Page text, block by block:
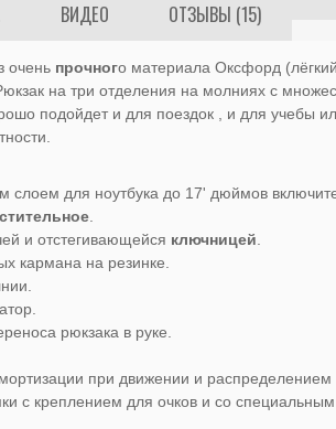
ВИДЕО ОТЗЫВЫ (15)
очень прочного материала Оксфорд
на три отделения на молниях с
подойдет и для поездок , и для учебы
слоем для ноутбука до 17' дюймов
и отстегивающейся ключницей
кармана на резинке.
рюкзака в руке.
при движении и распределением
с креплением для очков и со